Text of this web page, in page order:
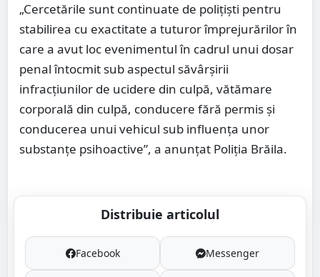
„Cercetările sunt continuate de polițiști pentru
stabilirea cu exactitate a tuturor împrejurărilor în
care a avut loc evenimentul în cadrul unui dosar
penal întocmit sub aspectul săvârșirii
infracțiunilor de ucidere din culpă, vătămare
corporală din culpă, conducere fără permis și
conducerea unui vehicul sub influența unor
substanțe psihoactive”, a anunțat Poliția Brăila.
Distribuie articolul
Facebook Messenger